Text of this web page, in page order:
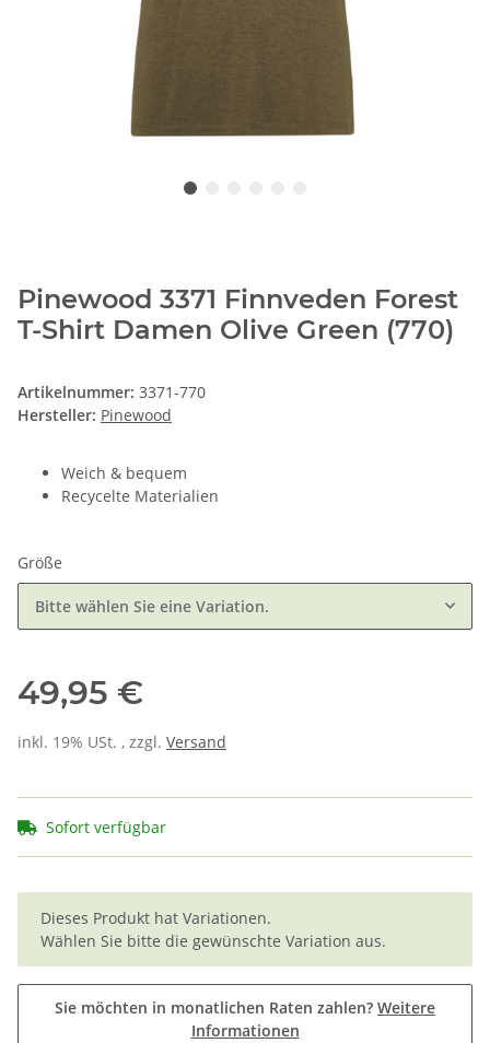
Pinewood 3371 Finnveden Forest
T-Shirt Damen Olive Green (770)
Artikelnummer: 3371-770
Hersteller: Pinewood
Weich & bequem
Recycelte Materialien
Größe
Bitte wählen Sie eine Variation.
49,95 €
inkl. 19% USt. , zzgl. Versand
Sofort verfügbar
x
Dieses Produkt hat Variationen.
Wählen Sie bitte die gewünschte Variation aus.
Sie möchten in monatlichen Raten zahlen? Weitere
Informationen